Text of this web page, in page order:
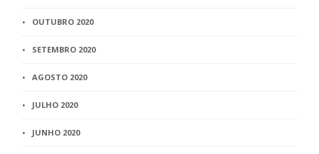
OUTUBRO 2020
SETEMBRO 2020
AGOSTO 2020
JULHO 2020
JUNHO 2020